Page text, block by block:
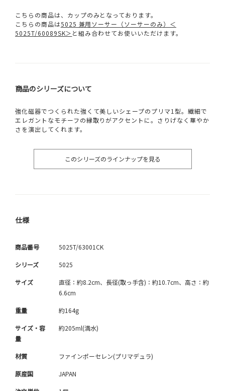
こちらの商品は、カップのみとなっております。
こちらの商品は5025 兼用ソーサー（ソーサーのみ）＜
5025T/60089SK＞ と組み合わせてお使いいただけます。
商品のシリーズについて
強化磁器でつくられた強くて美しいシェープのプリマ1型。繊細で
エレガントなモチーフの縁取りがアクセントに。さりげなく華やか
さを演出してくれます。
このシリーズのラインナップを見る
仕様
商品番号 5025T/63001CK
シリーズ 5025
サイズ
直径：約8.2cm、長径(取っ手含)：約10.7cm、高さ：約
6.6cm
重量 約164g
サイズ・容
量
約205ml(満水)
材質 ファインポーセレン(プリマデュラ)
原産国 JAPAN